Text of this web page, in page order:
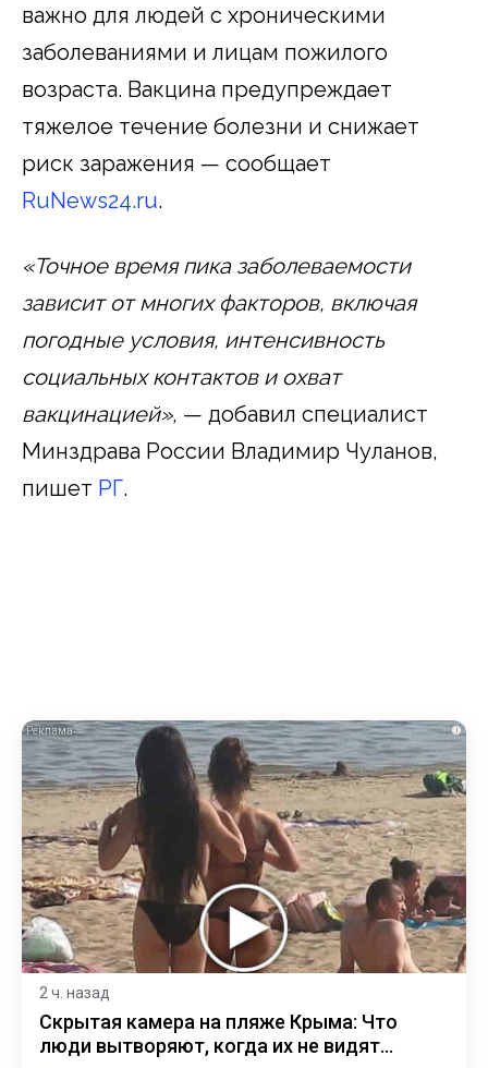
важно для людей с хроническими
заболеваниями и лицам пожилого
возраста. Вакцина предупреждает
тяжелое течение болезни и снижает
риск заражения — сообщает
RuNews24.ru.
«Точное время пика заболеваемости
зависит от многих факторов, включая
погодные условия, интенсивность
социальных контактов и охват
вакцинацией», — добавил специалист
Минздрава России Владимир Чуланов,
пишет РГ.
i
2 ч. назад
Скрытая камера на пляже Крыма: Что
люди вытворяют, когда их не видят...